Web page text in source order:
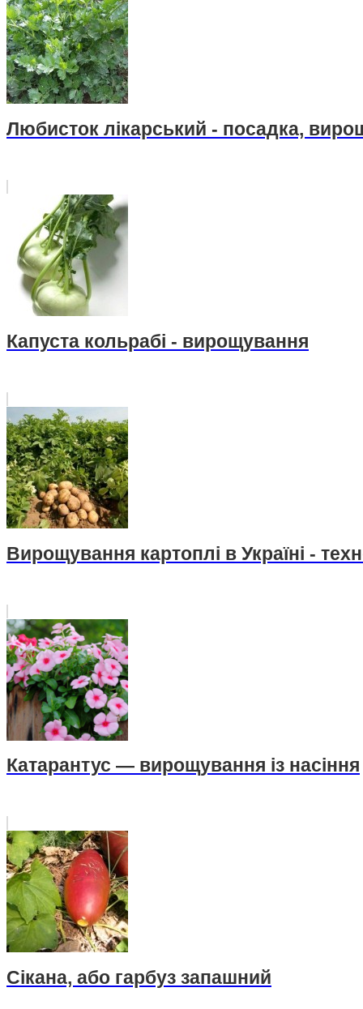
Любисток лікарський - посадка,
Капуста кольрабі - вирощування
Вирощування картоплі в Україні -
Катарантус — вирощування із насіння
Сікана, або гарбуз запашний